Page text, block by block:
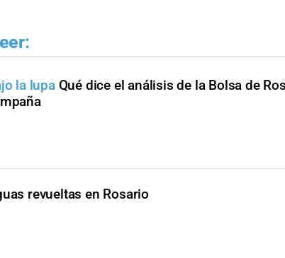
la lupa Qué dice el análisis de la Bolsa de
revueltas en Rosario